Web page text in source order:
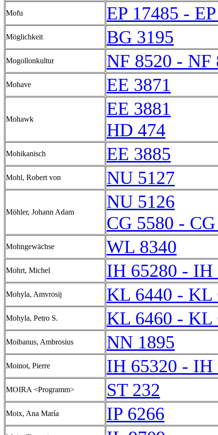
Mofu EP 17485 -
Möglichkeit BG 3195
Mogollonkultur NF 8520 - NF
Mohave EE 3871
Mohawk
EE 3881
HD 474
Mohikanisch EE 3885
Mohl, Robert von NU 5127
Möhler, Johann Adam
NU 5126
CG 5580 -
Mohngewächse WL 8340
Mohrt, Michel IH 65280 - IH
Mohyla, Amvrosij KL 6440 - KL
Mohyla, Petro S. KL 6460 - KL
Moibanus, Ambrosius NN 1895
Moinot, Pierre IH 65320 - IH
MOIRA <Programm> ST 232
Moix, Ana María IP 6266